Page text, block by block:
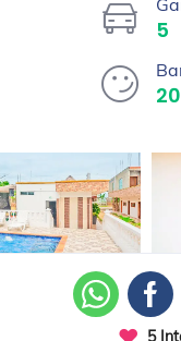
5
20
5